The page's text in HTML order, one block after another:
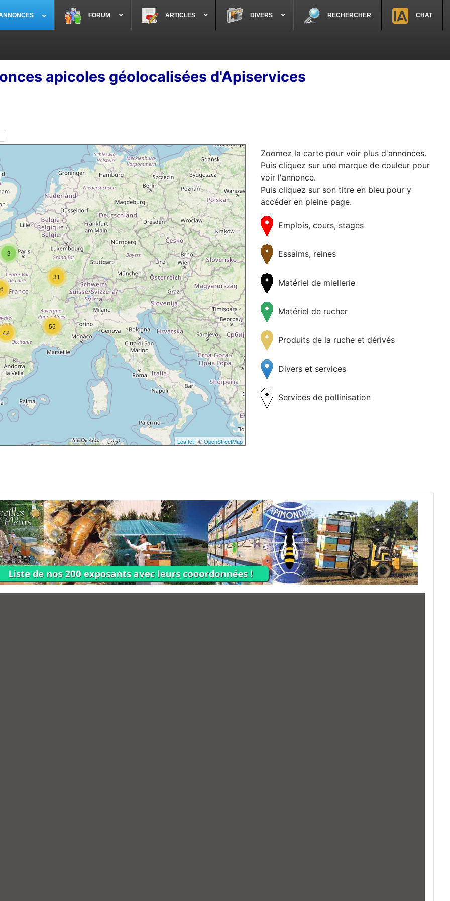
FORUM ARTICLES DIVERS RECHERCHER CHAT
apicoles géolocalisées d'Apiservices
3
31
42
55
Leaflet| ©OpenStreetMap
Zoomez la carte pour voir plus d'annonces.
Puis cliquez sur une marque de couleur pour
voir l'annonce.
Puis cliquez sur son titre en bleu pour y
accéder en pleine page.
Emplois, cours, stages
Essaims, reines
Matériel de miellerie
Matériel de rucher
Produits de la ruche et dérivés
Divers et services
Services de pollinisation